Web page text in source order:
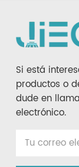
Si está
productos o
dude en
electrónico.